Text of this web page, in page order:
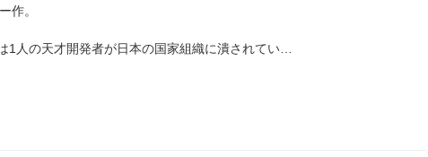
作。
1人の天才開発者が日本の国家組織に潰されてい…